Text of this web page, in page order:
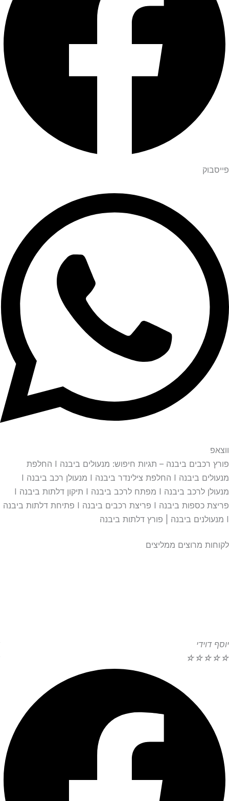
פייסבוק
ווצאפ
פורץ רכבים ביבנה – תגיות חיפוש: מנעולים ביבנה I החלפת
מנעולים ביבנה I החלפת צילינדר ביבנה I מנעולן רכב ביבנה I
מנעולן לרכב ביבנה I מפתח לרכב ביבנה I תיקון דלתות ביבנה I
פריצת כספות ביבנה I פריצת רכבים ביבנה I פתיחת דלתות ביבנה
I מנעולנים ביבנה | פורץ דלתות ביבנה
לקוחות מרוצים ממליצים
יוסף דוידי
☆
☆
☆
☆
☆